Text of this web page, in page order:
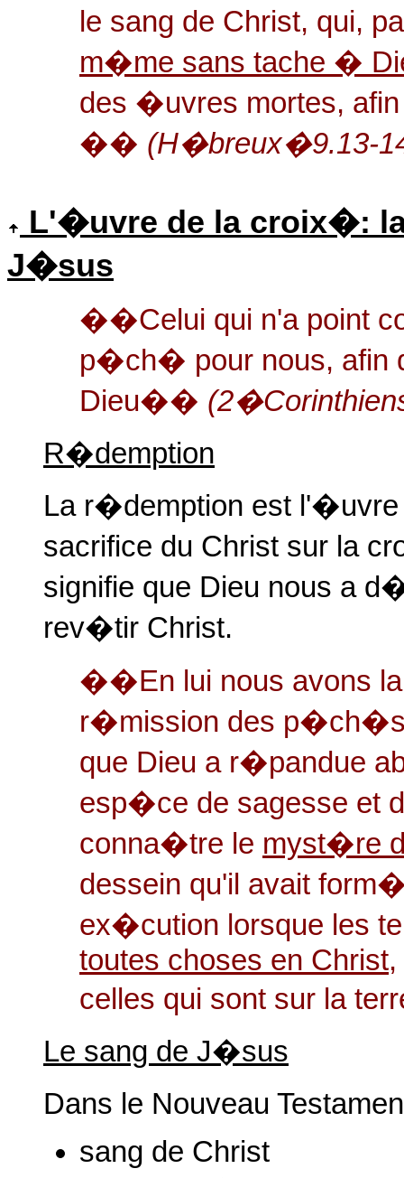
le sang de Christ, qui,
m�me sans tache �
des �uvres mortes,
�� (H�breux�9.13-
L'�uvre de la croix�:
J�sus
��Celui qui n'a point
p�ch� pour nous, afin
Dieu��
R�demption
La r�demption est l'�uvre
sacrifice du Christ sur la
signifie que Dieu nous a
rev�tir Christ.
��En lui nous avons
r�mission des
que Dieu a r�pandue
esp�ce de sagesse et
conna�tre le myst�re
dessein qu'il avait
ex�cution lorsque les
toutes choses en Christ
celles qui sont sur la
Le sang de J�sus
Dans le Nouveau
sang de Christ